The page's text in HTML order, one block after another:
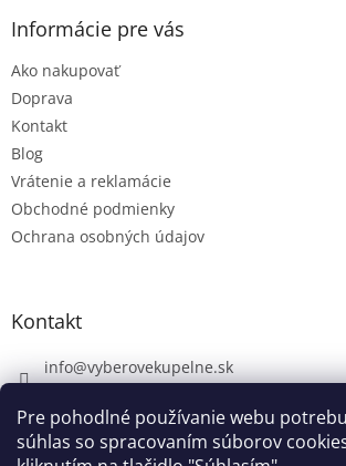
Pre pohodlné používanie webu
súhlas so spracovaním súborov
Informácie pre vás
Ako nakupovať
Doprava
Kontakt
Blog
Vrátenie a reklamácie
Obchodné podmienky
Ochrana osobných údajov
Kontakt
info@vyberovekupelne.sk
https://www.facebook.com/